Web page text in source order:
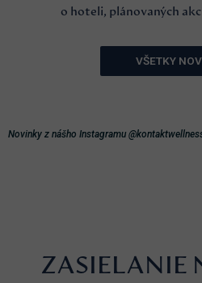
o hoteli, plánovaných
VŠETKY
Novinky z nášho Instagramu
ZASIELANIE